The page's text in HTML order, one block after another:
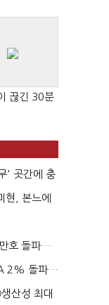
끊긴 30분
' 곳간에 충
현, 본느에
호 돌파…
2% 돌파…
산성 최대